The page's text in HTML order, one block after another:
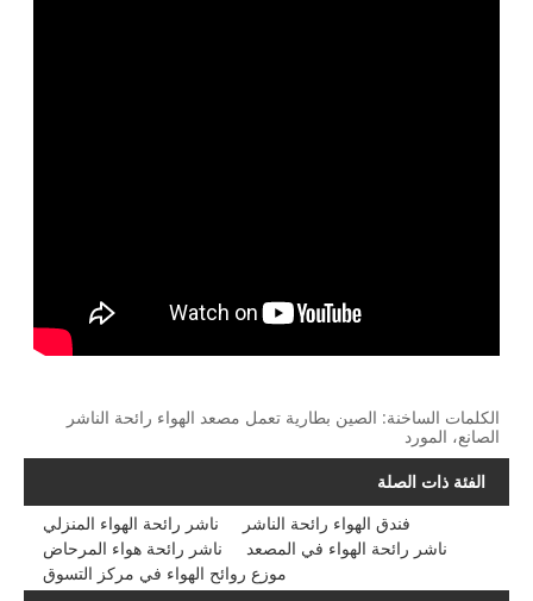
الكلمات الساخنة: الصين بطارية تعمل مصعد الهواء رائحة الناشر
الصانع، المورد
الفئة ذات الصلة
ناشر رائحة الهواء المنزلي
فندق الهواء رائحة الناشر
ناشر رائحة هواء المرحاض
ناشر رائحة الهواء في المصعد
موزع روائح الهواء في مركز التسوق